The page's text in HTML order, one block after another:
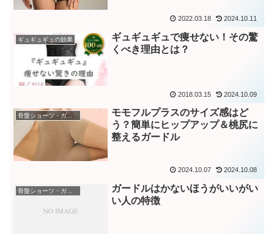
2022.03.18 2024.10.11
ギュギュギュの効果
ギュギュギュで痩せない！その驚
くべき理由とは？
2018.03.15 2024.10.09
骨盤ショーツ・ガードル
モモフルプラスのサイズ感はど
う？簡単にヒップアップ＆桃尻に
整えるガードル
2024.10.07 2024.10.08
骨盤ショーツ・ガードル
ガードルはかないほうがいいがい
い人の特徴